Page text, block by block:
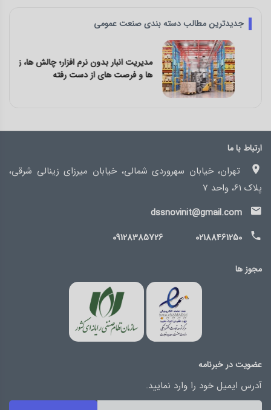
جدیدترین مطالب دسته بندی صنعت عمومی
مدیریت انبار بدون نرم‌ افزار؛ چالش‌ ها، زیان‌
ها و فرصت‌ های از دست رفته
ارتباط با ما
تهران، خیابان سهروردی شمالی، خیابان میرزای زینالی شرقی،
پلاک 61، واحد 7
dssnovinit@gmail.com
02188461250
09128385726
مجوز ها
عضویت در خبرنامه
آدرس ایمیل خود را وارد نمایید.